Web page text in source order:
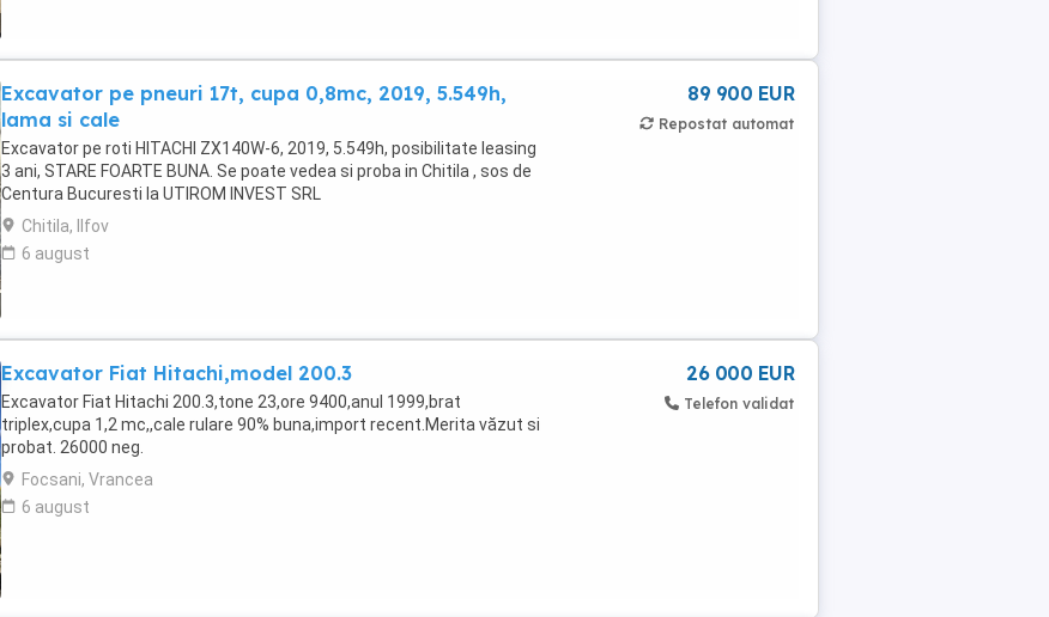
Excavator pe pneuri 17t, cupa 0,8mc, 2019, 5.549h,
lama si cale
Excavator pe roti HITACHI ZX140W-6, 2019, 5.549h, posibilitate leasing
3 ani, STARE FOARTE BUNA. Se poate vedea si proba in Chitila , sos de
Centura Bucuresti la UTIROM INVEST SRL
Chitila, Ilfov
6 august
89 900 EUR
Repostat automat
Excavator Fiat Hitachi,model 200.3
Excavator Fiat Hitachi 200.3,tone 23,ore 9400,anul 1999,brat
triplex,cupa 1,2 mc,,cale rulare 90% buna,import recent.Merita văzut si
probat. 26000 neg.
Focsani, Vrancea
6 august
26 000 EUR
Telefon validat